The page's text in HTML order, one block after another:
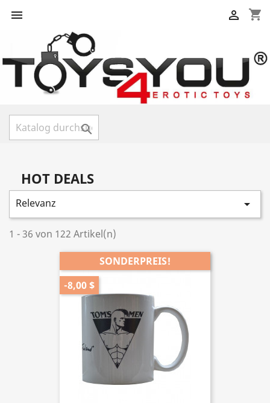
 shopping_cart


HOT DEALS
Relevanz 
1 - 36 von 122 Artikel(n)
SONDERPREIS!
-8,00 $